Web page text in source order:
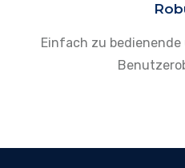
Einfach zu